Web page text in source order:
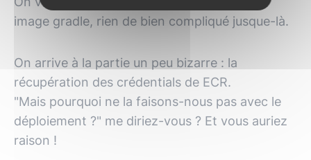
image gradle, rien de bien compliqué jusque-là.
On arrive à la partie un peu bizarre : la
récupération des crédentials de ECR.
"Mais pourquoi ne la faisons-nous pas avec le
déploiement ?" me diriez-vous ? Et vous auriez
raison !